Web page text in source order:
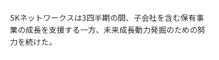
SKネットワークスは3四半期の間、子会社を含む保有事
業の成長を支援する一方、未来成長動力発掘のための努
力を続けた。